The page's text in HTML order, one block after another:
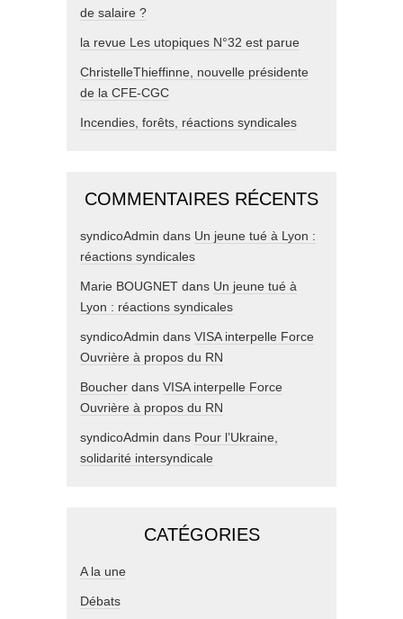
de salaire ?
la revue Les utopiques N°32 est parue
ChristelleThieffinne, nouvelle présidente
de la CFE-CGC
Incendies, forêts, réactions syndicales
COMMENTAIRES RÉCENTS
syndicoAdmin dans Un jeune tué à Lyon :
réactions syndicales
Marie BOUGNET dans Un jeune tué à
Lyon : réactions syndicales
syndicoAdmin dans VISA interpelle Force
Ouvrière à propos du RN
Boucher dans VISA interpelle Force
Ouvrière à propos du RN
syndicoAdmin dans Pour l’Ukraine,
solidarité intersyndicale
CATÉGORIES
A la une
Débats